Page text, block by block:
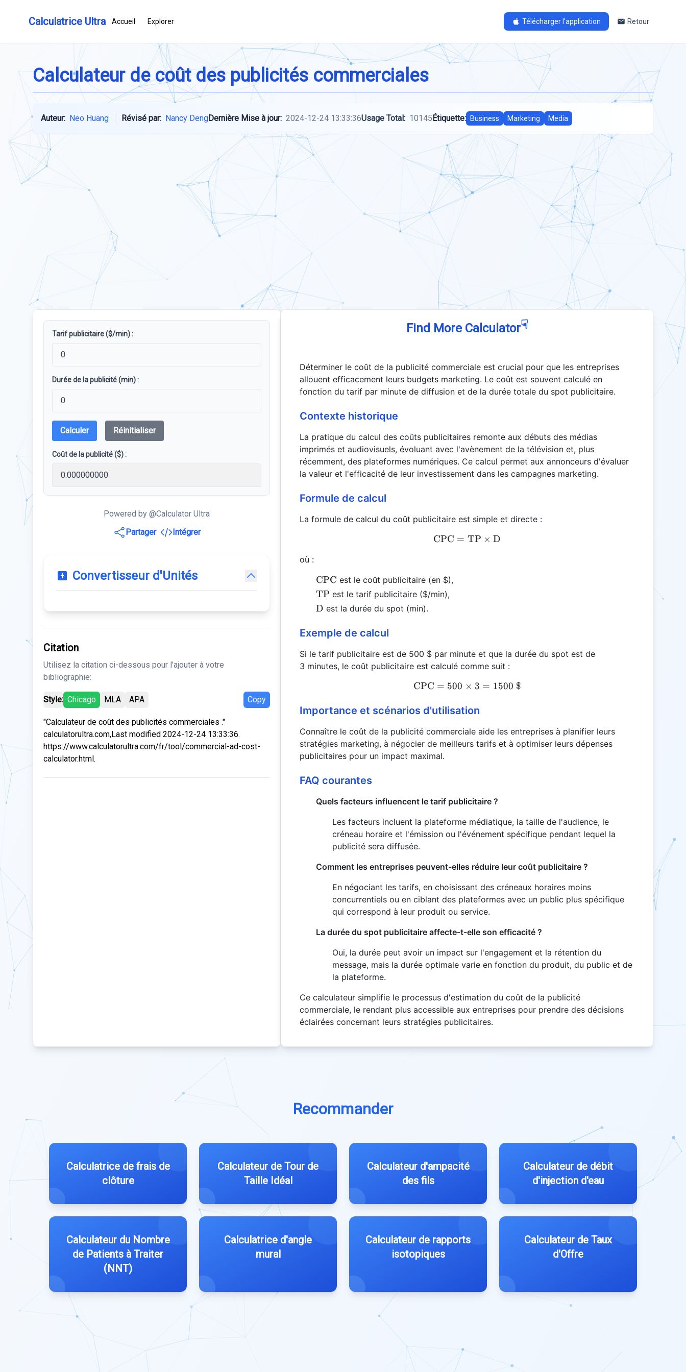
Calculatrice Ultra Accueil Explorer Télécharger l'application Retour
Calculateur de coût des publicités commerciales
Auteur: Neo Huang Révisé par: Nancy DengDernière Mise à jour: 2024-12-24 13:33:36Usage Total: 10145Étiquette: Business Marketing Media
Tarif publicitaire ($/min) :
Durée de la publicité (min) :
Calculer Réinitialiser
Coût de la publicité ($) :
Powered by @Calculator Ultra
Partager
Intégrer
Convertisseur d'Unités
Citation
Utilisez la citation ci-dessous pour l’ajouter à votre
bibliographie:
Style: Chicago MLA APA Copy
"Calculateur de coût des publicités commerciales ."
calculatorultra.com,Last modified 2024-12-24 13:33:36.
https://www.calculatorultra.com/fr/tool/commercial-ad-cost-
calculator.html.
Find More Calculator☟
Déterminer le coût de la publicité commerciale est crucial pour que les entreprises
allouent efficacement leurs budgets marketing. Le coût est souvent calculé en
fonction du tarif par minute de diffusion et de la durée totale du spot publicitaire.
Contexte historique
La pratique du calcul des coûts publicitaires remonte aux débuts des médias
imprimés et audiovisuels, évoluant avec l'avènement de la télévision et, plus
récemment, des plateformes numériques. Ce calcul permet aux annonceurs d'évaluer
la valeur et l'efficacité de leur investissement dans les campagnes marketing.
Formule de calcul
La formule de calcul du coût publicitaire est simple et directe :
\text{CPC} = \text{TP} \times \text{D}
CPC = TP × D
où :
\text{CPC}
CPC est le coût publicitaire (en $),
\text{TP}
TP est le tarif publicitaire ($/min),
\text{D}
D est la durée du spot (min).
Exemple de calcul
Si le tarif publicitaire est de 500 $ par minute et que la durée du spot est de
3 minutes, le coût publicitaire est calculé comme suit :
\text{CPC} = 500 \times 3 = 1500 \$
CPC = 500 × 3 = 1500 $
Importance et scénarios d'utilisation
Connaître le coût de la publicité commerciale aide les entreprises à planifier leurs
stratégies marketing, à négocier de meilleurs tarifs et à optimiser leurs dépenses
publicitaires pour un impact maximal.
FAQ courantes
Quels facteurs influencent le tarif publicitaire ?
Les facteurs incluent la plateforme médiatique, la taille de l'audience, le
créneau horaire et l'émission ou l'événement spécifique pendant lequel la
publicité sera diffusée.
Comment les entreprises peuvent-elles réduire leur coût publicitaire ?
En négociant les tarifs, en choisissant des créneaux horaires moins
concurrentiels ou en ciblant des plateformes avec un public plus spécifique
qui correspond à leur produit ou service.
La durée du spot publicitaire affecte-t-elle son efficacité ?
Oui, la durée peut avoir un impact sur l'engagement et la rétention du
message, mais la durée optimale varie en fonction du produit, du public et de
la plateforme.
Ce calculateur simplifie le processus d'estimation du coût de la publicité
commerciale, le rendant plus accessible aux entreprises pour prendre des décisions
éclairées concernant leurs stratégies publicitaires.
Recommander
Calculatrice de frais de
clôture
Calculateur de Tour de
Taille Idéal
Calculateur d'ampacité
des fils
Calculateur de débit
d'injection d'eau
Calculateur du Nombre
de Patients à Traiter
(NNT)
Calculatrice d'angle
mural
Calculateur de rapports
isotopiques
Calculateur de Taux
d'Offre